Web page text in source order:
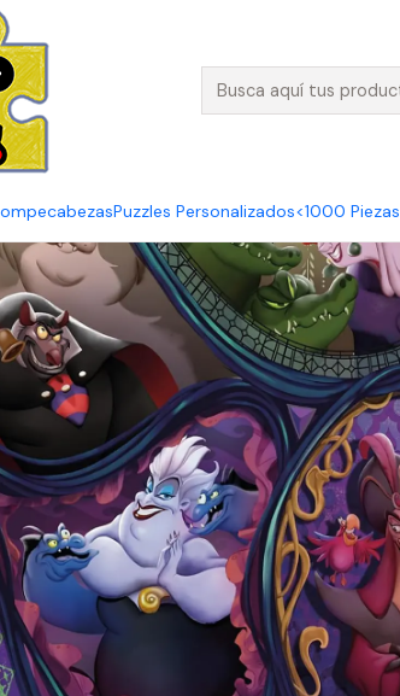
Puzzles Personalizados<1000 Piezas
Puzzle y Rompecabezas de 1000 piezas